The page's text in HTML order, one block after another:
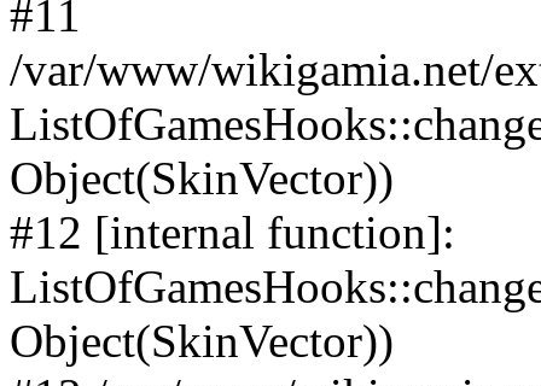
#11
/var/www/wikigamia.net/
Object(SkinVector))
#12 [internal function]:
Object(SkinVector))